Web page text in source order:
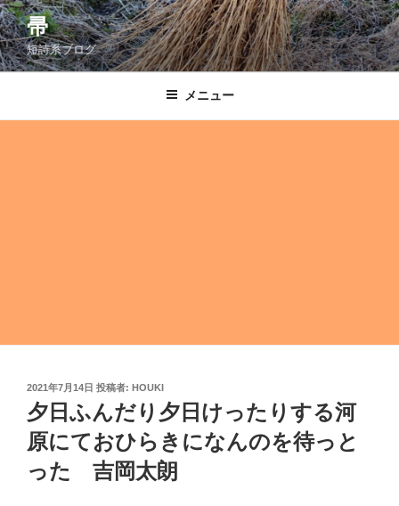
コ
ン
テ
ン
帚
短詩系ブログ
メニュー
投
稿
日:
2021年7月14日 投稿者: HOUKI
夕日ふんだり夕日けったりする河
原にておひらきになんのを待っと
った 吉岡太朗